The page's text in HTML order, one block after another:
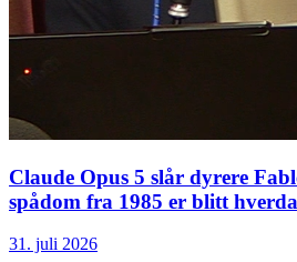
Claude Opus 5 slår dyrere
spådom fra 1985 er blitt
31. juli 2026